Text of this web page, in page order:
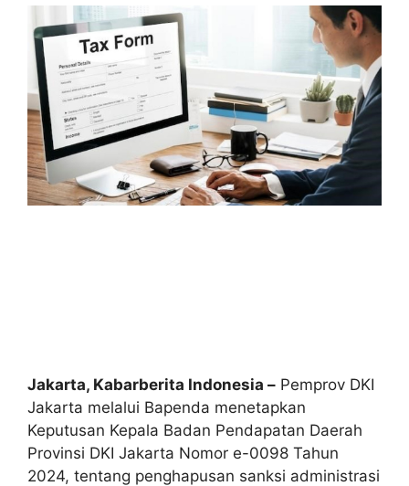
Jakarta, Kabarberita Indonesia – Pemprov DKI
Jakarta melalui Bapenda menetapkan
Keputusan Kepala Badan Pendapatan Daerah
Provinsi DKI Jakarta Nomor e-0098 Tahun
2024, tentang penghapusan sanksi administrasi